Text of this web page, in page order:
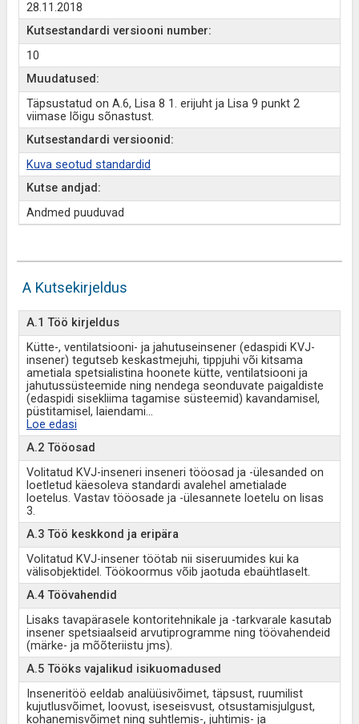
28.11.2018
Kutsestandardi versiooni number:
10
Muudatused:
Täpsustatud on A.6, Lisa 8 1. erijuht ja Lisa 9 punkt 2
viimase lõigu sõnastust.
Kutsestandardi versioonid:
Kuva seotud standardid
Kutse andjad:
Andmed puuduvad
A Kutsekirjeldus
A.1 Töö kirjeldus
Kütte-, ventilatsiooni- ja jahutuseinsener (edaspidi KVJ-
insener) tegutseb keskastmejuhi, tippjuhi või kitsama
ametiala spetsialistina hoonete kütte, ventilatsiooni ja
jahutussüsteemide ning nendega seonduvate paigaldiste
(edaspidi sisekliima tagamise süsteemid) kavandamisel,
püstitamisel, laiendami...
Loe edasi
A.2 Tööosad
Volitatud KVJ-inseneri inseneri tööosad ja -ülesanded on
loetletud käesoleva standardi avalehel ametialade
loetelus. Vastav tööosade ja -ülesannete loetelu on lisas
3.
A.3 Töö keskkond ja eripära
Volitatud KVJ-insener töötab nii siseruumides kui ka
välisobjektidel. Töökoormus võib jaotuda ebaühtlaselt.
A.4 Töövahendid
Lisaks tavapärasele kontoritehnikale ja -tarkvarale kasutab
insener spetsiaalseid arvutiprogramme ning töövahendeid
(märke- ja mõõteriistu jms).
A.5 Tööks vajalikud isikuomadused
Inseneritöö eeldab analüüsivõimet, täpsust, ruumilist
kujutlusvõimet, loovust, iseseisvust, otsustamisjulgust,
kohanemisvõimet ning suhtlemis-, juhtimis- ja